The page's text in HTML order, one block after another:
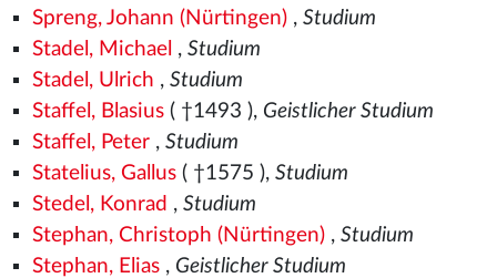
Spreng, Johann (Nürtingen), Studium
Stadel, Michael , Studium
Stadel, Ulrich , Studium
Staffel, Blasius( †1493 ), Geistlicher Studium
Staffel, Peter, Studium
Statelius, Gallus( †1575 ), Studium
Stedel, Konrad , Studium
Stephan, Christoph (Nürtingen), Studium
Stephan, Elias, Geistlicher Studium